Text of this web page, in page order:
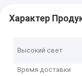
Характер
Высокий свет
Время доставки